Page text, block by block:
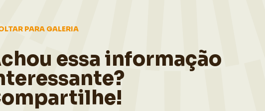
PARA GALERIA
essa informação